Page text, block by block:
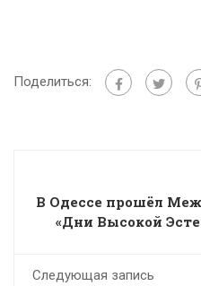
Поделиться:
В Одессе прошёл
«Дни Высокой
Следующая запись